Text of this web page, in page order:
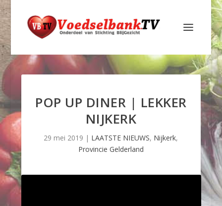
POP UP DINER | LEKKER
NIJKERK
29 mei 2019 | LAATSTE NIEUWS, Nijkerk,
Provincie Gelderland